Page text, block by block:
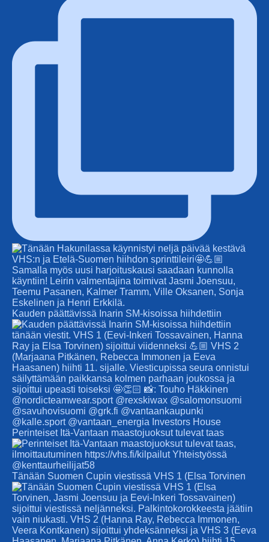
Kauden päättävissä Inarin SM-kisoissa hiihdettiin
Perinteiset Itä-Vantaan maastojuoksut tulevat taas
Tänään Suomen Cupin viestissä VHS 1 (Elsa Torvinen